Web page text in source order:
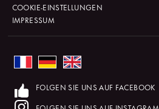
COOKIE-EINSTELLUNGEN
IMPRESSUM
FOLGEN SIE UNS AUF FACEBOOK